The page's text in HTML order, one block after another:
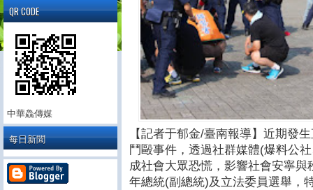
【記者于郁金/臺南報導】近期發
鬥毆事件，透過社群媒體(爆料公
成社會大眾恐慌，影響社會安寧
年總統(副總統)及立法委員選舉，
QR CODE
中華鱻傳媒
每日新聞